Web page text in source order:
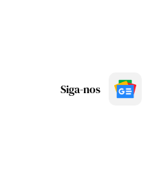
Siga-nos